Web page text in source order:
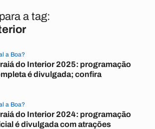
a tag:
a Boa?
do Interior 2025: programação
é divulgada; confira
a Boa?
do Interior 2024: programação
é divulgada com atrações